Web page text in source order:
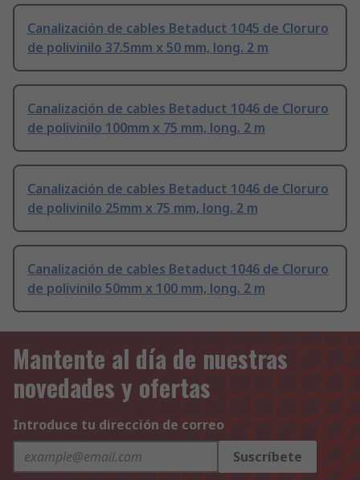
Canalización de cables Betaduct 1045 de Cloruro
de polivinilo 37.5mm x 50 mm, long. 2 m
Canalización de cables Betaduct 1046 de Cloruro
de polivinilo 100mm x 75 mm, long. 2 m
Canalización de cables Betaduct 1046 de Cloruro
de polivinilo 25mm x 75 mm, long. 2 m
Canalización de cables Betaduct 1046 de Cloruro
de polivinilo 50mm x 100 mm, long. 2 m
Mantente al día de nuestras
novedades y ofertas
Introduce tu dirección de correo
Suscríbete